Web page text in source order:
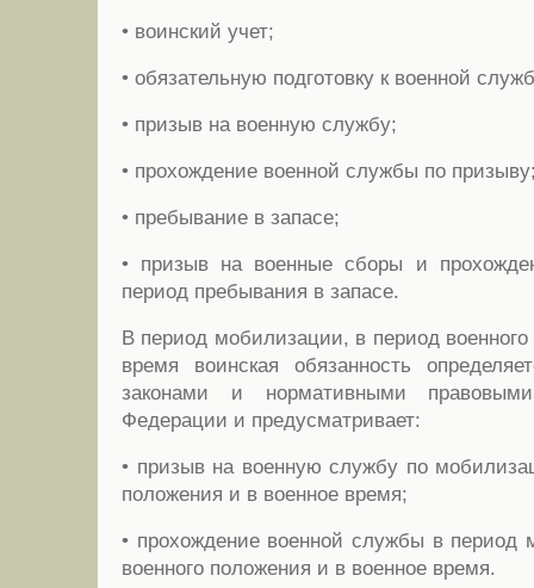
• воинский учет;
• обязательную подготовку к военной
• призыв на военную службу;
• прохождение военной службы по
• пребывание в запасе;
• призыв на военные сборы и
период пребывания в запасе.
В период мобилизации, в период
время воинская обязанность
законами и нормативными
Федерации и предусматривает:
• призыв на военную службу по
положения и в военное время;
• прохождение военной службы в период
военного положения и в военное время.